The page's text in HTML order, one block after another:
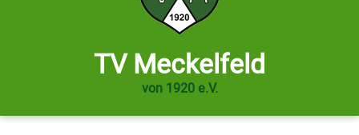
TV Meckelfeld
von 1920 e.V.